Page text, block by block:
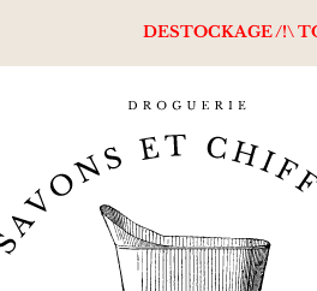
DESTOCKAGE /!\ TOUT LE